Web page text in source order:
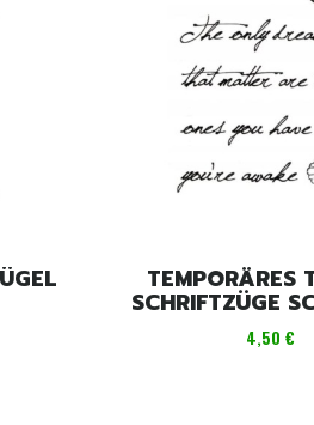
TEMPORÄRES
SCHRIFTZÜGE
Preis
4,50 €